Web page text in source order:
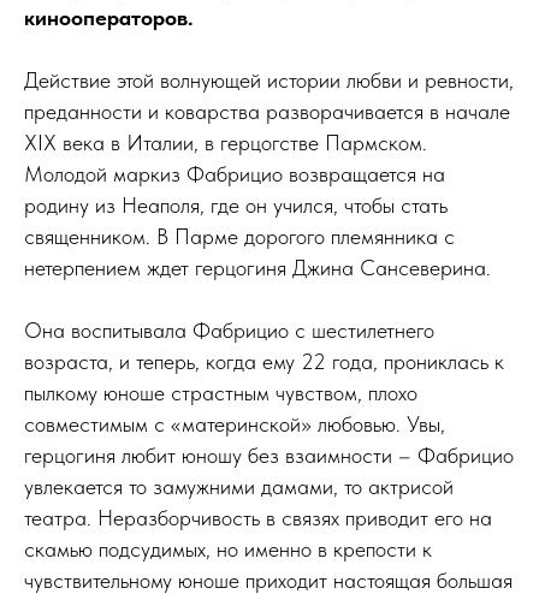
кинооператоров.
Действие этой волнующей истории любви и ревности,
преданности и коварства разворачивается в начале
XIX века в Италии, в герцогстве Пармском.
Молодой маркиз Фабрицио возвращается на
родину из Неаполя, где он учился, чтобы стать
священником. В Парме дорогого племянника с
нетерпением ждет герцогиня Джина Сансеверина.
Она воспитывала Фабрицио с шестилетнего
возраста, и теперь, когда ему 22 года, прониклась к
пылкому юноше страстным чувством, плохо
совместимым с «материнской» любовью. Увы,
герцогиня любит юношу без взаимности – Фабрицио
увлекается то замужними дамами, то актрисой
театра. Неразборчивость в связях приводит его на
скамью подсудимых, но именно в крепости к
чувствительному юноше приходит настоящая большая